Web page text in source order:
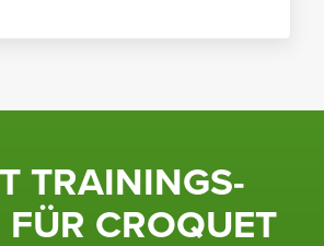
TRAI­NINGS­
FÜR CROQUET